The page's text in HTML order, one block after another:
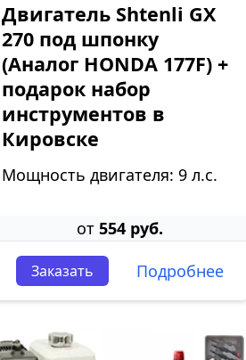
Двигатель Shtenli GX
270 под шпонку
(Аналог HONDA 177F) +
подарок набор
инструментов в
Кировске
Мощность двигателя: 9 л.с.
от 554 руб.
Заказать Подробнее